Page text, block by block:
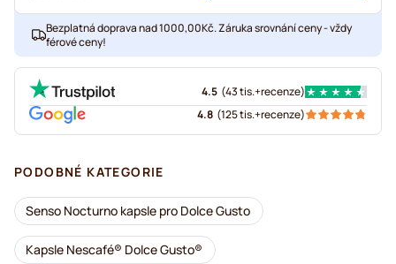
Bezplatná doprava nad 1000,00Kč. Záruka srovnání ceny - vždy
férové ceny!
4.5 (43 tis.+recenze)
4.8 (125 tis.+recenze)
PODOBNÉ KATEGORIE
Senso Nocturno kapsle pro Dolce Gusto
Kapsle Nescafé® Dolce Gusto®